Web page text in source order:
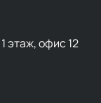
перец
бурбонская
этаж, офис 12